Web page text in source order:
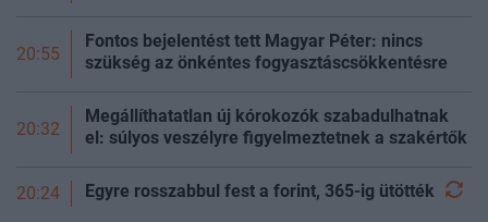
20:55
Fontos bejelentést tett Magyar Péter: nincs
szükség az önkéntes fogyasztáscsökkentésre
20:32
Megállíthatatlan új kórokozók szabadulhatnak
el: súlyos veszélyre figyelmeztetnek a szakértők
20:24 Egyre rosszabbul fest a forint, 365-ig ütötték